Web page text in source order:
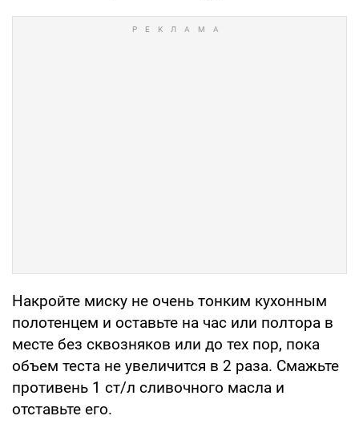
Накройте миску не очень тонким кухонным
полотенцем и оставьте на час или полтора в
месте без сквозняков или до тех пор, пока
объем теста не увеличится в 2 раза. Смажьте
противень 1 ст/л сливочного масла и
отставьте его.